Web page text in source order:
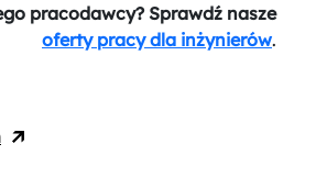
pracodawcy? Sprawdź nasze
oferty pracy dla inżynierów.